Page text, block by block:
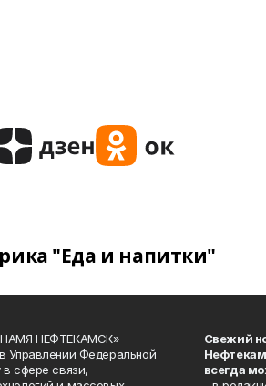
"Еда и напитки"
НЕФТЕКАМСК»
Управлении Федеральной
сфере связи,
Свежий
всегда